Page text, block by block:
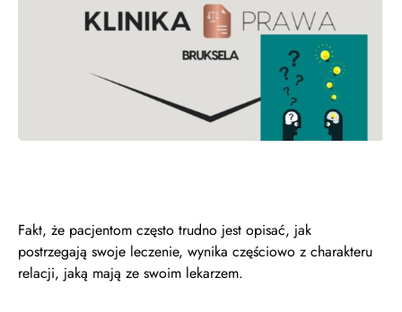
Fakt, że pacjentom często trudno jest opisać, jak
postrzegają swoje leczenie, wynika częściowo z charakteru
relacji, jaką mają ze swoim lekarzem.